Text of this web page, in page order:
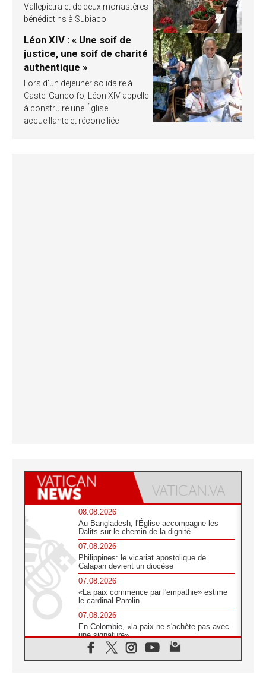
Vallepietra et de deux monastères
bénédictins à Subiaco
Léon XIV : « Une soif de
justice, une soif de charité
authentique »
Lors d’un déjeuner solidaire à
Castel Gandolfo, Léon XIV appelle
à construire une Église
accueillante et réconciliée
08.08.2026
Au Bangladesh, l'Église accompagne les
Dalits sur le chemin de la dignité
07.08.2026
Philippines: le vicariat apostolique de
Calapan devient un diocèse
07.08.2026
«La paix commence par l'empathie» estime
le cardinal Parolin
07.08.2026
En Colombie, «la paix ne s'achète pas avec
une signature»
07.08.2026
Le programme du voyage apostolique du